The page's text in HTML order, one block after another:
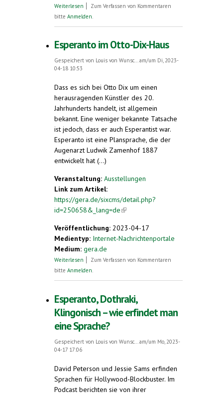
Weiterlesen über Adriano Celentano zelebriert den
Zum Verfassen von Kommentaren
bitte Anmelden
Esperanto im Otto-Dix-Haus
Gespeichert von Louis von Wunsc...am/um Di, 2023-
04-18 10:53
Dass es sich bei Otto Dix um einen
herausragenden Künstler des 20.
Jahrhunderts handelt, ist allgemein
bekannt. Eine weniger bekannte Tatsache
ist jedoch, dass er auch Esperantist war.
Esperanto ist eine Plansprache, die der
Augenarzt Ludwik Zamenhof 1887
entwickelt hat (...)
Veranstaltung: Ausstellungen
Link zum Artikel:
https://gera.de/sixcms/detail.php?
id=250658&_lang=de(link is external)
Veröffentlichung: 2023-04-17
Medientyp: Internet-Nachrichtenportale
Medium: gera.de
Weiterlesen über Esperanto im Otto-Dix-Haus
Zum Verfassen von Kommentaren
bitte Anmelden.
Esperanto, Dothraki,
Klingonisch – wie erfindet man
eine Sprache?
Gespeichert von Louis von Wunsc...am/um Mo, 2023-
04-17 17:06
David Peterson und Jessie Sams erfinden
Sprachen für Hollywood-Blockbuster. Im
Podcast berichten sie von ihrer